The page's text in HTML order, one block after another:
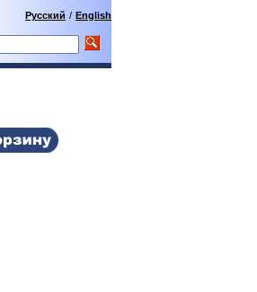
Русский / English